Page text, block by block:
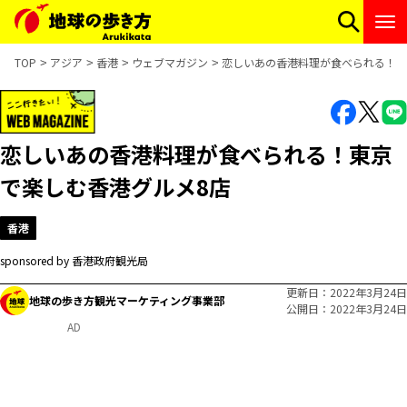
TOP アジア 香港 ウェブマガジン 恋しいあの香港料理が食べられる！
恋しいあの香港料理が食べられる！東京
で楽しむ香港グルメ8店
香港
sponsored by 香港政府観光局
地球の歩き方観光マーケティング事業部
更新日
2022年3月24日
公開日
2022年3月24日
AD